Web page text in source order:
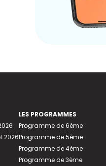
2026
LES PROGRAMMES
Programme de 6ème
Programme de 5ème
Programme de 4ème
Programme de 3ème